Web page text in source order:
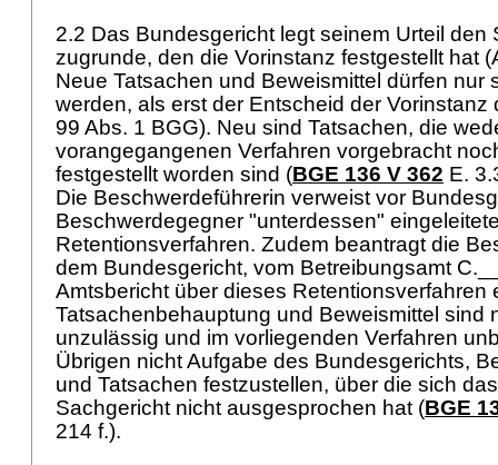
2.2 Das Bundesgericht legt seinem Urteil den
zugrunde, den die Vorinstanz festgestellt hat (
Neue Tatsachen und Beweismittel dürfen nur
werden, als erst der Entscheid der Vorinstanz
99 Abs. 1 BGG). Neu sind Tatsachen, die
vorangegangenen Verfahren vorgebracht
festgestellt worden sind (BGE 136 V 362 E.
Die Beschwerdeführerin verweist vor
Beschwerdegegner "unterdessen"
Retentionsverfahren. Zudem beantragt die
dem Bundesgericht, vom Betreibungsamt
Amtsbericht über dieses Retentionsverfahren
Tatsachenbehauptung und Beweismittel sind
unzulässig und im vorliegenden Verfahren
Übrigen nicht Aufgabe des Bundesgerichts,
und Tatsachen festzustellen, über die sich
Sachgericht nicht ausgesprochen hat (BGE
214 f.).